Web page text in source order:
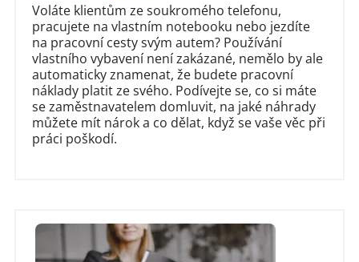
Voláte klientům ze soukromého telefonu,
pracujete na vlastním notebooku nebo jezdíte
na pracovní cesty svým autem? Používání
vlastního vybavení není zakázané, nemělo by ale
automaticky znamenat, že budete pracovní
náklady platit ze svého. Podívejte se, co si máte
se zaměstnavatelem domluvit, na jaké náhrady
můžete mít nárok a co dělat, když se vaše věc při
práci poškodí.